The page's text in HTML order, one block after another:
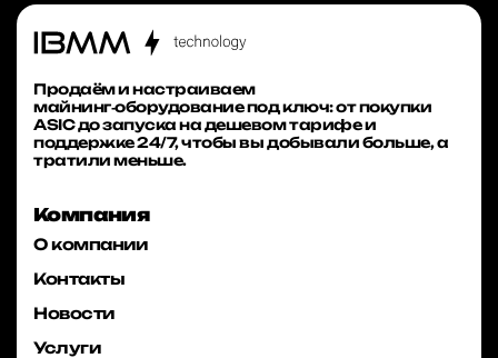
Продаём и настраиваем
майнинг‑оборудование под ключ: от покупки
ASIC до запуска на дешевом тарифе и
поддержке 24/7, чтобы вы добывали больше, а
тратили меньше.
Компания
О компании
Контакты
Новости
Услуги